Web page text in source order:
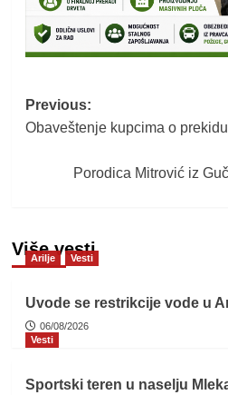
Post
navigation
Previous:
Obaveštenje kupcima o
Porodica Mitrović iz
Više vesti
Arilje Vesti
Uvode se restrikcije vode u
06/08/2026
Vesti
Sportski teren u naselju